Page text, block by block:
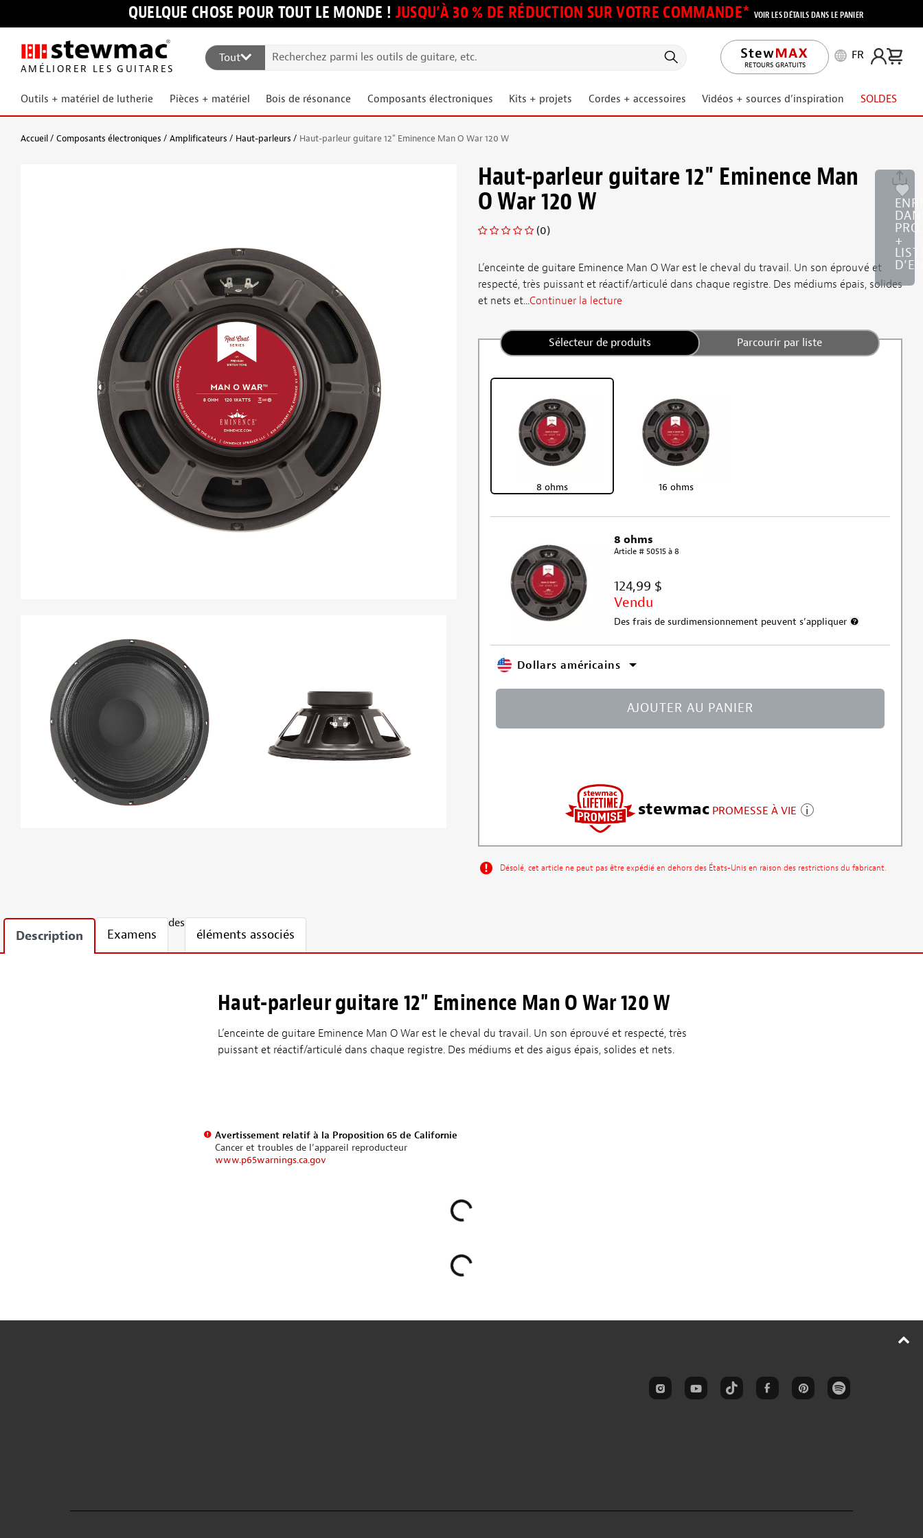
QUELQUE CHOSE POUR TOUT LE MONDE ! JUSQU’À 30 % DE RÉDUCTION SUR VOTRE COMMANDE* VOIR LES DÉTAILS DANS LE PANIER
AMÉLIORER LES GUITARES
Tout
RETOURS GRATUITS
FR
Outils + matériel de lutherie Pièces + matériel Bois de résonance Composants électroniques Kits + projets Cordes + accessoires Vidéos + sources d’inspiration SOLDES
Accueil Composants électroniques Amplificateurs Haut-parleurs Haut-parleur guitare 12" Eminence Man O War 120 W
Haut-parleur guitare 12" Eminence Man
O War 120 W
+
(0)
L’enceinte de guitare Eminence Man O War est le cheval du travail. Un son éprouvé et
respecté, très puissant et réactif/articulé dans chaque registre. Des médiums épais, solides
et nets et...Continuer la lecture
Sélecteur de produits Parcourir par liste
8 ohms 16 ohms
8 ohms
Article # 50515 à 8
124,99 $
Vendu
Des frais de surdimensionnement peuvent s’appliquer
Dollars américains
AJOUTER AU PANIER
stewmac PROMESSE À VIE
Désolé, cet article ne peut pas être expédié en dehors des États-Unis en raison des restrictions du fabricant.
Description Examens
des
éléments associés
Haut-parleur guitare 12" Eminence Man O War 120 W
L’enceinte de guitare Eminence Man O War est le cheval du travail. Un son éprouvé et respecté, très
puissant et réactif/articulé dans chaque registre. Des médiums et des aigus épais, solides et nets.
Avertissement relatif à la Proposition 65 de Californie
Cancer et troubles de l’appareil reproducteur
www.p65warnings.ca.gov